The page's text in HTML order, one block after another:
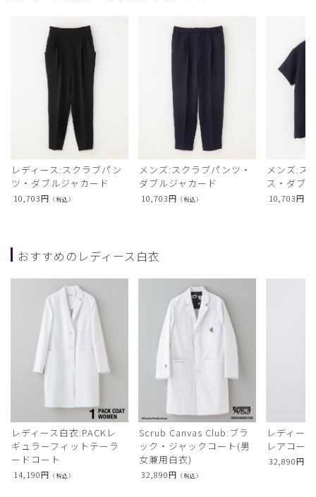
レディース:スクラブパン
ツ・ダブルジャカード
10,703円 （税込）
メンズ:スクラブパンツ・
ダブルジャカード
10,703円 （税込）
メンズ:ス
ス・ダブ
10,703円
おすすめのレディース白衣
レディース白衣:PACKレ
ギュラーフィットテーラ
ードコート
14,190円 （税込）
Scrub Canvas Club:ブラ
ック・ジャックコート(男
女兼用白衣)
32,890円 （税込）
レディー
レアコート
32,890円